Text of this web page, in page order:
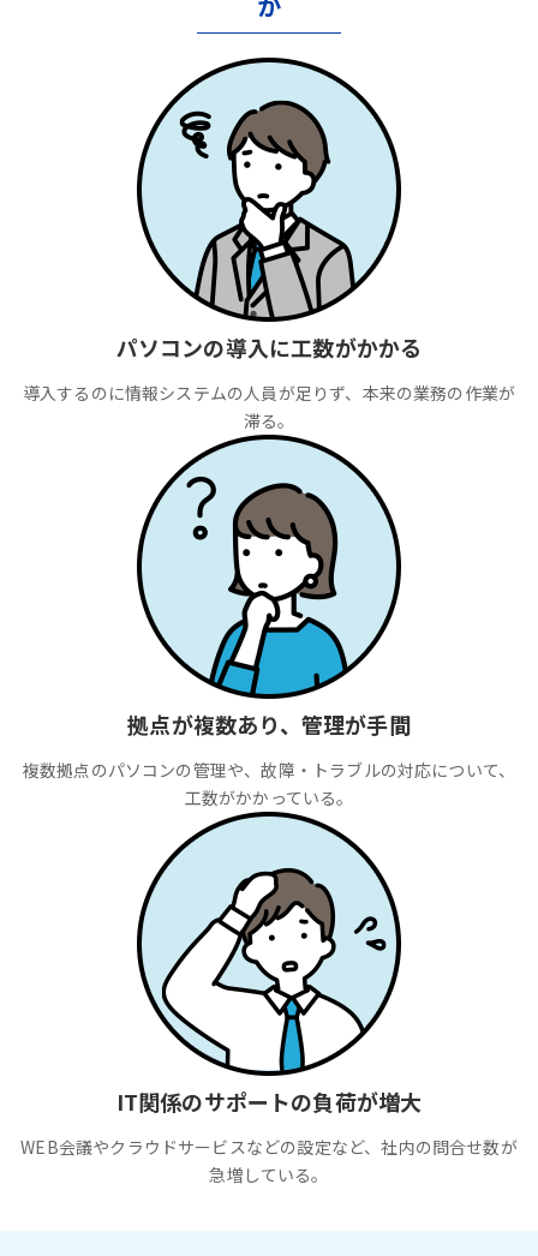
パソコンの導入に工数がかかる
導入するのに情報システムの人員が足りず、本来の業務の作業が
滞る。
拠点が複数あり、管理が手間
複数拠点のパソコンの管理や、故障・トラブルの対応について、
工数がかかっている。
IT関係のサポートの負荷が増大
WEB会議やクラウドサービスなどの設定など、社内の問合せ数が
急増している。